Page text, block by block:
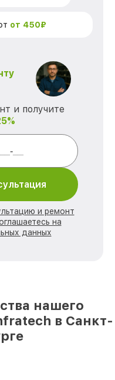
от 450₽
и получите
и ремонт
на
данных
нашего
в Санкт-